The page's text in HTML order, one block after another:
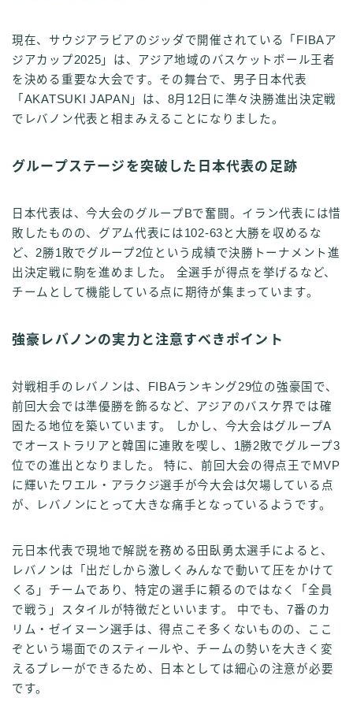
現在、サウジアラビアのジッダで開催されている「FIBAア
ジアカップ2025」は、アジア地域のバスケットボール王者
を決める重要な大会です。その舞台で、男子日本代表
「AKATSUKI JAPAN」は、8月12日に準々決勝進出決定戦
でレバノン代表と相まみえることになりました。
グループステージを突破した日本代表の足跡
日本代表は、今大会のグループBで奮闘。イラン代表には惜
敗したものの、グアム代表には102-63と大勝を収めるな
ど、2勝1敗でグループ2位という成績で決勝トーナメント進
出決定戦に駒を進めました。 全選手が得点を挙げるなど、
チームとして機能している点に期待が集まっています。
強豪レバノンの実力と注意すべきポイント
対戦相手のレバノンは、FIBAランキング29位の強豪国で、
前回大会では準優勝を飾るなど、アジアのバスケ界では確
固たる地位を築いています。 しかし、今大会はグループA
でオーストラリアと韓国に連敗を喫し、1勝2敗でグループ3
位での進出となりました。 特に、前回大会の得点王でMVP
に輝いたワエル・アラクジ選手が今大会は欠場している点
が、レバノンにとって大きな痛手となっているようです。
元日本代表で現地で解説を務める田臥勇太選手によると、
レバノンは「出だしから激しくみんなで動いて圧をかけて
くる」チームであり、特定の選手に頼るのではなく「全員
で戦う」スタイルが特徴だといいます。 中でも、7番のカ
リム・ゼイヌーン選手は、得点こそ多くないものの、ここ
ぞという場面でのスティールや、チームの勢いを大きく変
えるプレーができるため、日本としては細心の注意が必要
です。